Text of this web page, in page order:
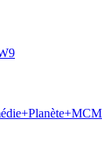
Planète+MCM